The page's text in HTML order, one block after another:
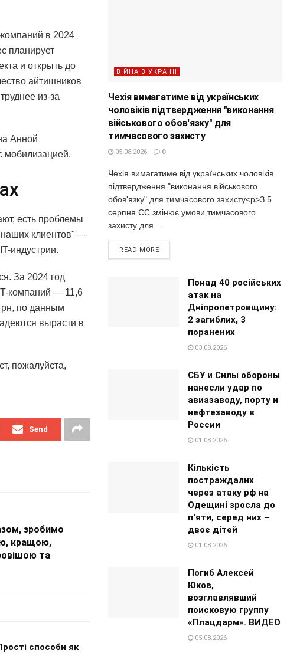
в 2024
планирует
и открыть до
айтишников
из-за
Анной
мобилизацией.
есть проблемы
наших клиентов" —
индустрии.
За 2024 год
компаний — 11,6
по данным
вырасти в
пожалуйста,
Send
зробимо
кращою,
та
способи як
ВІЙНА В УКРАЇНІ
Чехія вимагатиме від українських
чоловіків підтвердження "виконання
військового обов'язку" для
тимчасового захисту
05.08.2026 0
Чехія вимагатиме від українських чоловіків
підтвердження "виконання військового
обов'язку" для тимчасового захисту<p>З 5
серпня ЄС змінює умови тимчасового
захисту для...
READ MORE
Понад 40 російських
атак на
Дніпропетровщину:
2 загиблих, 3
поранених
03.08.2026
СБУ и Силы обороны
нанесли удар по
авиазаводу, порту и
нефтезаводу в
России
01.08.2026
Кількість
постраждалих
через атаку рф на
Одещині зросла до
п'яти, серед них –
двоє дітей
01.08.2026
Погиб Алексей
Юков,
возглавлявший
поисковую группу
«Плацдарм». ВИДЕО
05.08.2026